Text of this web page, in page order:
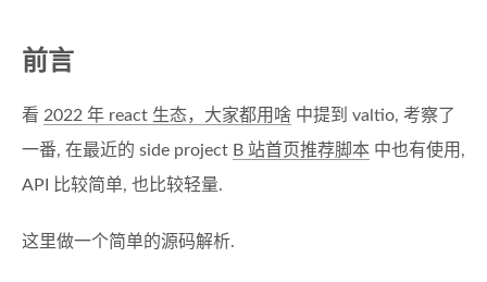
前言
看 2022 年 react 生态，大家都用啥 中提到 valtio, 考察了
一番, 在最近的 side project B 站首页推荐脚本 中也有使用,
API 比较简单, 也比较轻量.
这里做一个简单的源码解析.